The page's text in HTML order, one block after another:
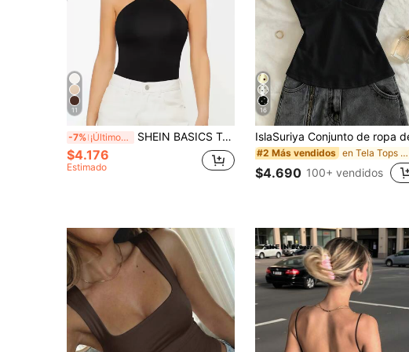
11
-7% ¡Últimos 3 días SHEIN BASICS Top de tirantes ajustado sólido, top casual
$4.176
Estimado
16
#2 Más vendidos en Tela Tops de mujer
$4.690 100+ vendidos